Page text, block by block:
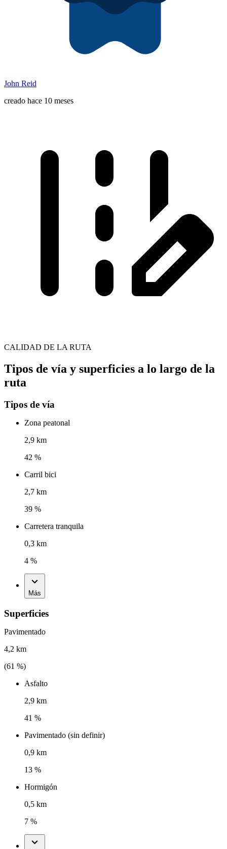
John Reid
creado hace 10 meses
CALIDAD DE LA RUTA
Tipos de vía y superficies a lo largo de la
ruta
Tipos de vía
Zona peatonal
2,9 km
42 %
Carril bici
2,7 km
39 %
Carretera tranquila
0,3 km
4 %
Más
Superficies
Pavimentado
4,2 km
(61 %)
Asfalto
2,9 km
41 %
Pavimentado (sin definir)
0,9 km
13 %
Hormigón
0,5 km
7 %